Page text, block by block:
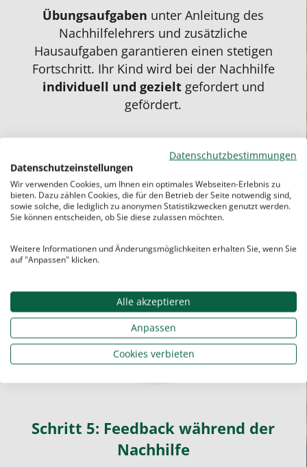
Übungsaufgaben unter Anleitung des
Nachhilfelehrers und zusätzliche
Hausaufgaben garantieren einen stetigen
Fortschritt. Ihr Kind wird bei der Nachhilfe
individuell und gezieltgefordert und
gefördert.
Schritt 5: Feedback während der
Nachhilfe
Datenschutzbestimmungen
Datenschutzeinstellungen
Wir verwenden Cookies, um Ihnen ein optimales Webseiten-Erlebnis zu
bieten. Dazu zählen Cookies, die für den Betrieb der Seite notwendig sind,
sowie solche, die lediglich zu anonymen Statistikzwecken genutzt werden.
Sie können entscheiden, ob Sie diese zulassen möchten.
Weitere Informationen und Änderungsmöglichkeiten erhalten Sie, wenn Sie
auf "Anpassen" klicken.
Alle akzeptieren
Anpassen
Cookies verbieten